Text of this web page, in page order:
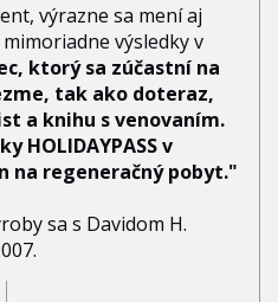
výrazne sa mení aj
výsledky v
ktorý sa zúčastní na
tak ako doteraz,
a knihu s venovaním.
HOLIDAYPASS v
na regeneračný pobyt."
sa s Davidom H.